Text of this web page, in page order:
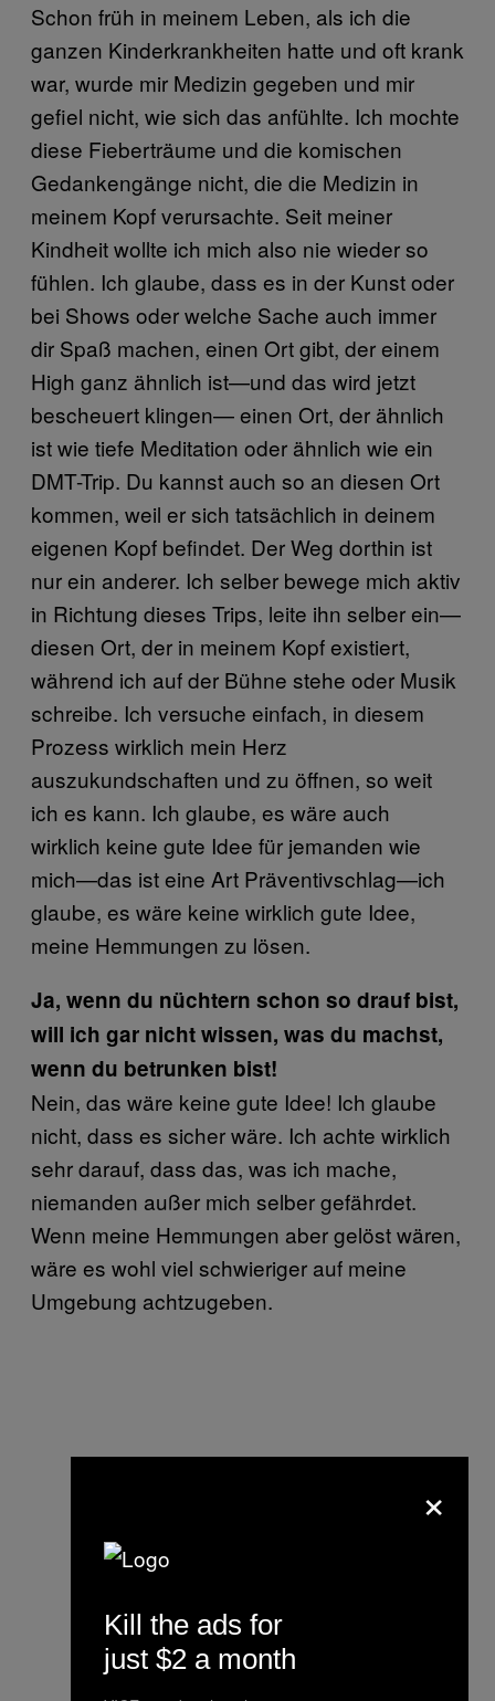
Schon früh in meinem Leben, als ich die
ganzen Kinderkrankheiten hatte und oft krank
war, wurde mir Medizin gegeben und mir
gefiel nicht, wie sich das anfühlte. Ich mochte
diese Fieberträume und die komischen
Gedankengänge nicht, die die Medizin in
meinem Kopf verursachte. Seit meiner
Kindheit wollte ich mich also nie wieder so
fühlen. Ich glaube, dass es in der Kunst oder
bei Shows oder welche Sache auch immer
dir Spaß machen, einen Ort gibt, der einem
High ganz ähnlich ist—und das wird jetzt
bescheuert klingen— einen Ort, der ähnlich
ist wie tiefe Meditation oder ähnlich wie ein
DMT-Trip. Du kannst auch so an diesen Ort
kommen, weil er sich tatsächlich in deinem
eigenen Kopf befindet. Der Weg dorthin ist
nur ein anderer. Ich selber bewege mich aktiv
in Richtung dieses Trips, leite ihn selber ein—
diesen Ort, der in meinem Kopf existiert,
während ich auf der Bühne stehe oder Musik
schreibe. Ich versuche einfach, in diesem
Prozess wirklich mein Herz
auszukundschaften und zu öffnen, so weit
ich es kann. Ich glaube, es wäre auch
wirklich keine gute Idee für jemanden wie
mich—das ist eine Art Präventivschlag—ich
glaube, es wäre keine wirklich gute Idee,
meine Hemmungen zu lösen.
Ja, wenn du nüchtern schon so drauf bist,
will ich gar nicht wissen, was du machst,
wenn du betrunken bist!
Nein, das wäre keine gute Idee! Ich glaube
nicht, dass es sicher wäre. Ich achte wirklich
sehr darauf, dass das, was ich mache,
niemanden außer mich selber gefährdet.
Wenn meine Hemmungen aber gelöst wären,
wäre es wohl viel schwieriger auf meine
Umgebung achtzugeben.
×
Kill the ads for
just $2 a month